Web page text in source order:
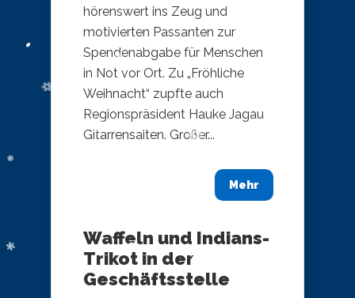
hörenswert ins Zeug und
motivierten Passanten zur
Spendenabgabe für Menschen
in Not vor Ort. Zu „Fröhliche
Weihnacht“ zupfte auch
Regionspräsident Hauke Jagau
Gitarrensaiten. Großer...
Mehr
Waffeln und Indians-
Trikot in der
Geschäftsstelle